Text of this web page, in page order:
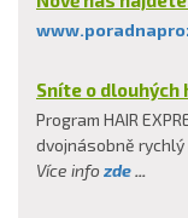
Sníte o
Program HAIR
dvojnásobně
Více info zde...